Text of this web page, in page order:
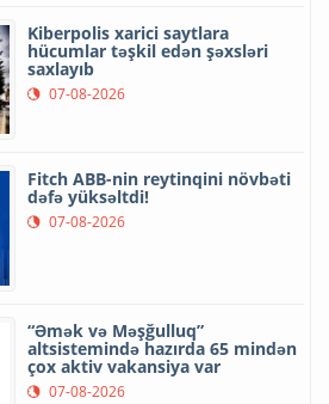
Kiberpolis xarici saytlara
hücumlar təşkil edən şəxsləri
saxlayıb
07-08-2026
Fitch ABB-nin reytinqini növbəti
dəfə yüksəltdi!
07-08-2026
“Əmək və Məşğulluq”
altsistemində hazırda 65 mindən
çox aktiv vakansiya var
07-08-2026